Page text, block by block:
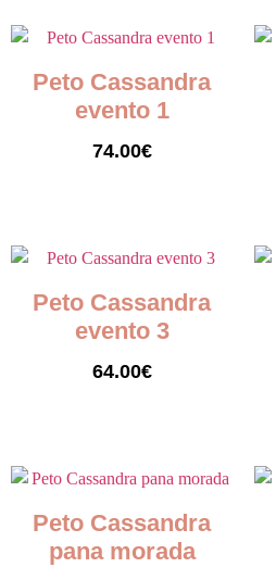
Peto Cassandra
evento 1
74.00€
Peto Cassandra
evento 3
64.00€
Peto Cassandra
pana morada